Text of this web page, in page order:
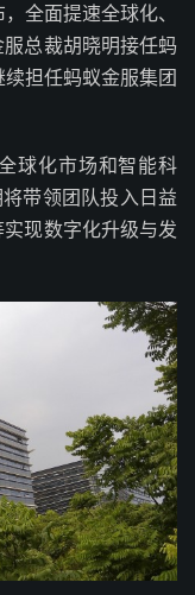
全面提速全球化、
总裁胡晓明接任蚂
担任蚂蚁金服集团
球化市场和智能科
带领团队投入日益
现数字化升级与发